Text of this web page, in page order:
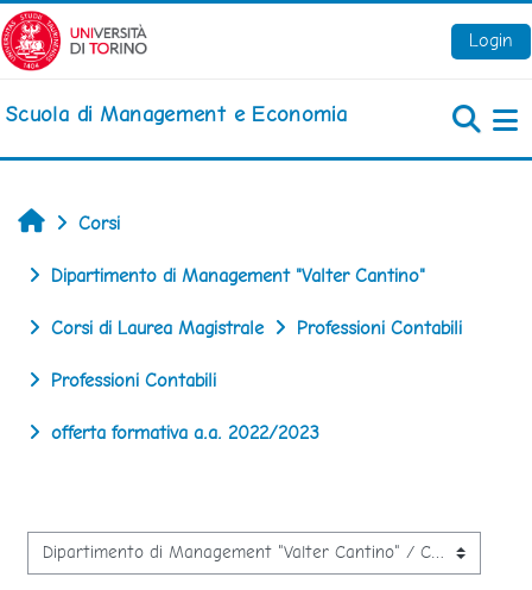
Vai al contenuto principale
Login
Scuola di Management e Economia
Home
Corsi
Dipartimento di Management "Valter Cantino"
Corsi di Laurea Magistrale Professioni Contabili
Professioni Contabili
offerta formativa a.a. 2022/2023
Categorie di corso